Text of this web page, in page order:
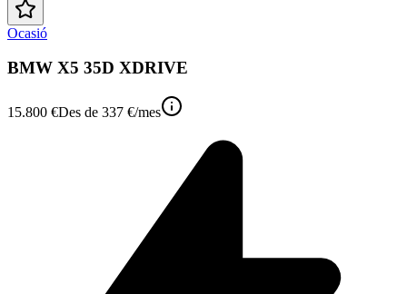
Ocasió
BMW X5 35D XDRIVE
15.800 €Des de 337 €/mes